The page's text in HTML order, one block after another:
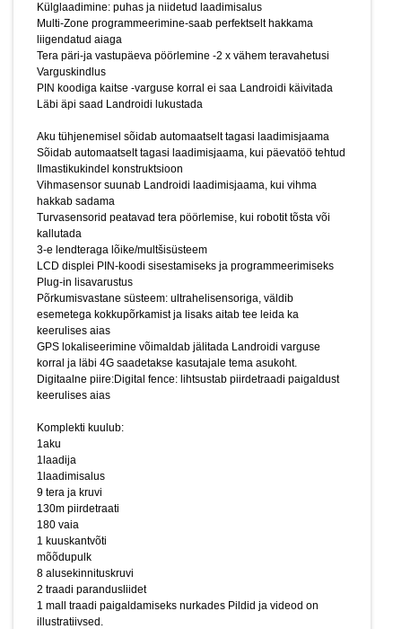
Põrkumisvastane süsteem: ultrahelisensoriga, väldib
esemetega kokkupõrkamist ja lisaks aitab tee leida ka
keerulises aias
GPS lokaliseerimine võimaldab jälitada Landroidi varguse korral
ja läbi 4G saadetakse kasutajale tema asukoht.
Digitaalne piire:Digital fence: lihtsustab piirdetraadi paigaldust
Komplekti kuulub:
9 tera ja kruvi
1 kuuskantvõti
8 alusekinnituskruvi
2 traadi parandusliidet
1 mall traadi paigaldamiseks nurkades
Külglaadimine: puhas ja niidetud laadimisalus
Multi-Zone programmeerimine-saab perfektselt hakkama
liigendatud aiaga
Tera päri-ja vastupäeva pöörlemine -2 x vähem teravahetusi
Varguskindlus
PIN koodiga kaitse -varguse korral ei saa Landroidi käivitada
Läbi äpi saad Landroidi lukustada
Aku tühjenemisel sõidab automaatselt tagasi laadimisjaama
Sõidab automaatselt tagasi laadimisjaama, kui päevatöö tehtud
Ilmastikukindel konstruktsioon
Vihmasensor suunab Landroidi laadimisjaama, kui vihma
hakkab sadama
Turvasensorid peatavad tera pöörlemise, kui robotit tõsta või
kallutada
3-e lendteraga lõike/multšisüsteem
LCD displei PIN-koodi sisestamiseks ja programmeerimiseks
Plug-in lisavarustus
Põrkumisvastane süsteem: ultrahelisensoriga, väldib
esemetega kokkupõrkamist ja lisaks aitab tee leida ka
keerulises aias
GPS lokaliseerimine võimaldab jälitada Landroidi varguse
korral ja läbi 4G saadetakse kasutajale tema asukoht.
Digitaalne piire:Digital fence: lihtsustab piirdetraadi paigaldust
keerulises aias
Komplekti kuulub:
1aku
1laadija
1laadimisalus
9 tera ja kruvi
130m piirdetraati
180 vaia
1 kuuskantvõti
mõõdupulk
8 alusekinnituskruvi
2 traadi parandusliidet
1 mall traadi paigaldamiseks nurkades Pildid ja videod on
illustratiivsed.